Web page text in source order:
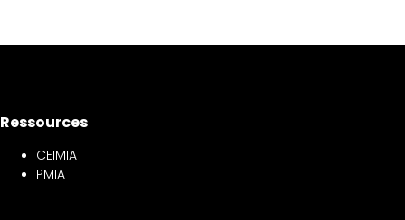
Ressources
CEIMIA
PMIA